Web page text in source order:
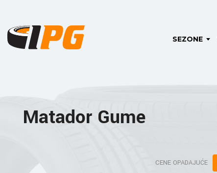
SEZONE
Matador Gume
CENE OPADAJUĆE